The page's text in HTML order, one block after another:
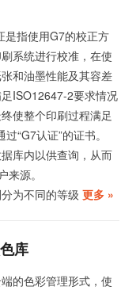
是指使用G7的校正方
系统进行校准，在使
和油墨性能及其容差
ISO12647-2要求情况
使整个印刷过程满足
“G7认证”的证书。
库内以供查询，从而
源。
为不同的等级 更多 »
库
的色彩管理形式，使